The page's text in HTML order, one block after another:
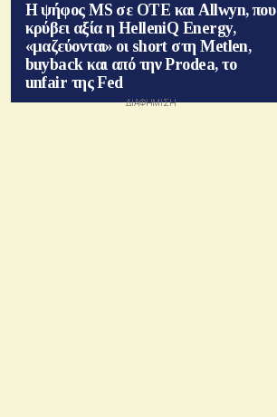
Η ψήφος MS σε ΟΤΕ και Allwyn, που
κρύβει αξία η HelleniQ Energy,
«μαζεύονται» οι short στη Metlen,
buyback και από την Prodea, το
unfair της Fed